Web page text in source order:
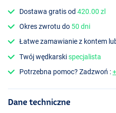
Dostawa gratis od420.00 zl
Okres zwrotu do 50 dni
Łatwe zamawianie z kontem
Twój wędkarskispecjalista
Potrzebna pomoc? Zadzwoń :
Dane techniczne